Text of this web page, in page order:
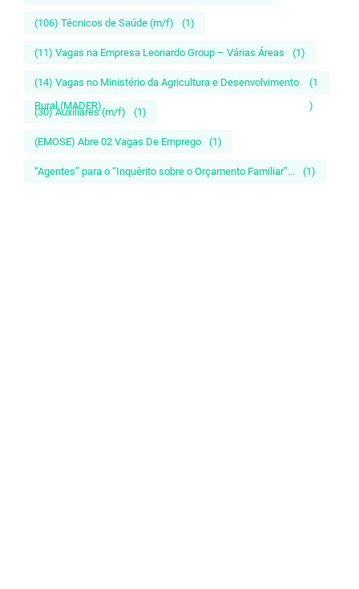
(106) Técnicos de Saúde (m/f) (1)
(11) Vagas na Empresa Leonardo Group – Várias Áreas (1)
(14) Vagas no Ministério da Agricultura e Desenvolvimento
Rural (MADER)
(1
)
(30) Auxiliares (m/f) (1)
(EMOSE) Abre 02 Vagas De Emprego (1)
“Agentes” para o “Inquérito sobre o Orçamento Familiar”... (1)